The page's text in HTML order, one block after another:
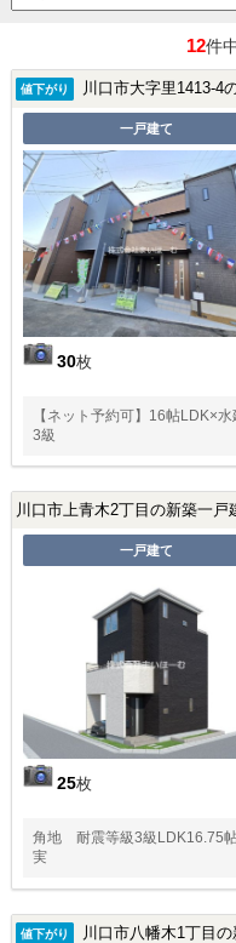
12件中
値下がり 川口市大字里1413-4
一戸建て
30枚
【ネット予約可】16帖
3級
川口市上青木2丁目の新築一戸
一戸建て
25枚
角地 耐震等級3級LDK16.75
実
値下がり 川口市八幡木1丁目